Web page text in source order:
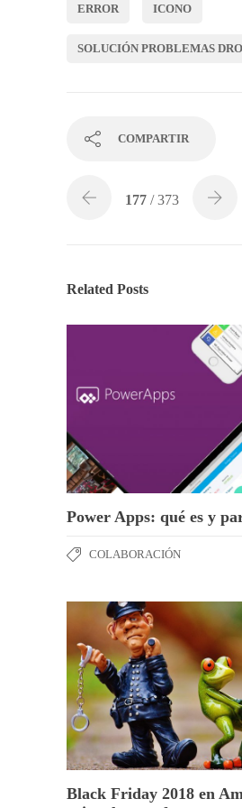
ERROR ICONO
SOLUCIÓN PROBLEMAS
COMPARTIR
177 / 373
Related Posts
Power Apps: qué es y
COLABORACIÓN
Black Friday 2018 en